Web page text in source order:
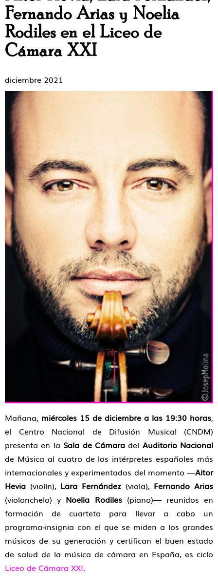
Fernando Arias y Noelia
Rodiles en el Liceo de
Cámara XXI
diciembre 2021
Mañana, miércoles 15 de diciembre a las 19:30 horas,
el Centro Nacional de Difusión Musical (CNDM)
presenta en la Sala de Cámaradel Auditorio Nacional
de Música al cuatro de los intérpretes españoles más
internacionales y experimentados del momento —Aitor
Hevia (violín), Lara Fernández (viola), Fernando Arias
(violonchelo) y Noelia Rodiles (piano)— reunidos en
formación de cuarteto para llevar a cabo un
programa-insignia con el que se miden a los grandes
músicos de su generación y certifican el buen estado
de salud de la música de cámara en España, es ciclo
Liceo de Cámara XXI.